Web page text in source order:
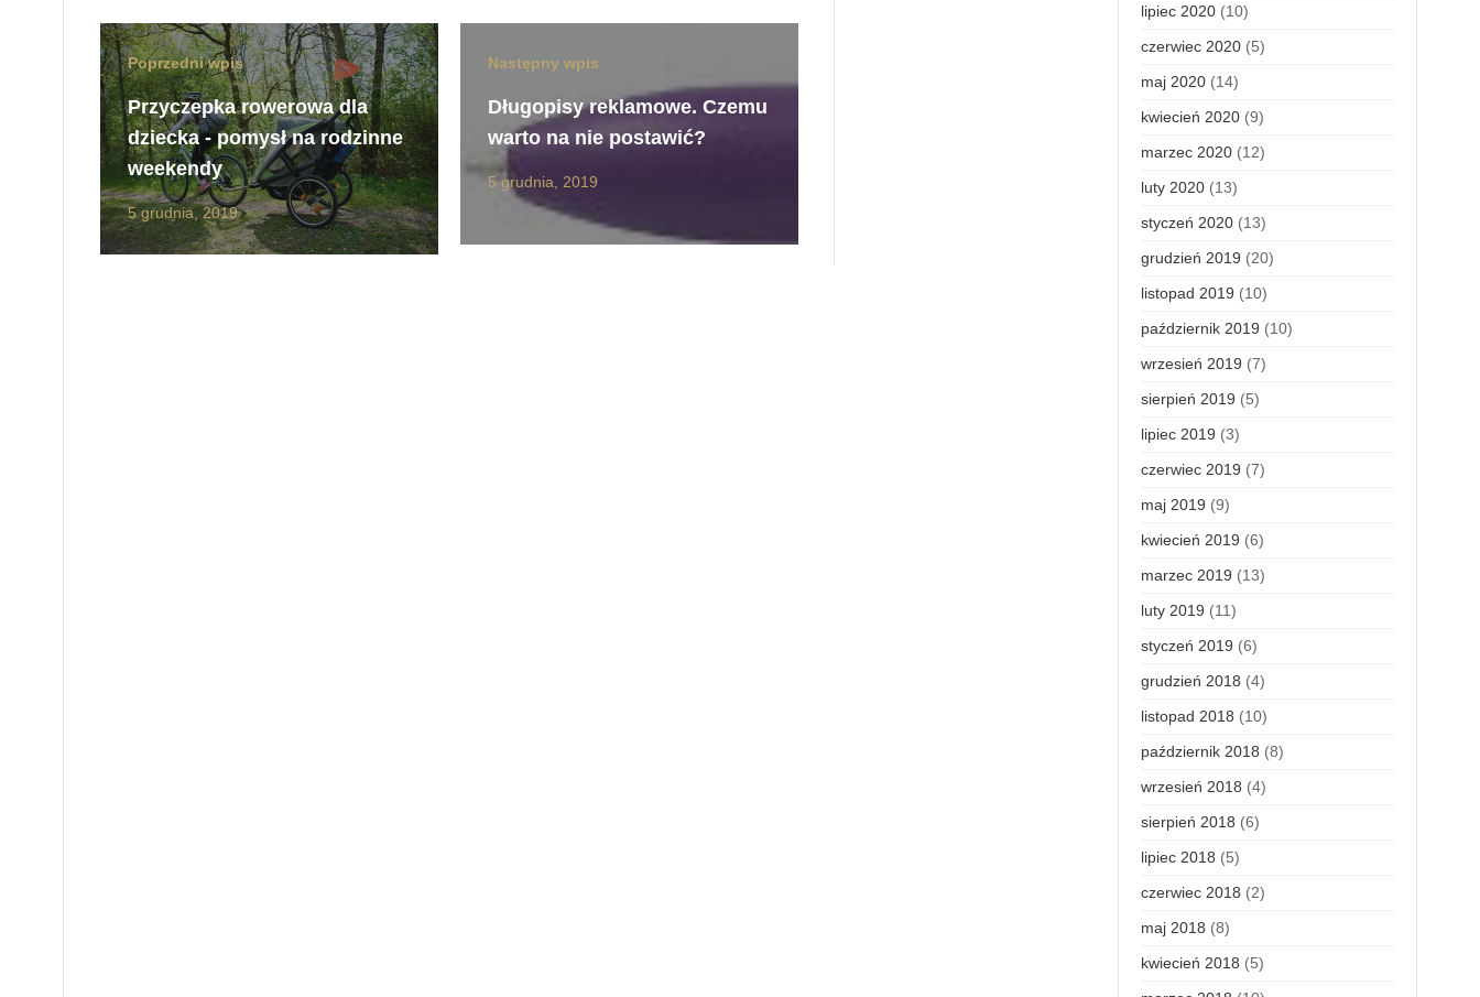
Poprzedni wpis
Przyczepka rowerowa dla
dziecka - pomysł na rodzinne
weekendy
5 grudnia, 2019
Następny wpis
Długopisy reklamowe. Czemu
warto na nie postawić?
5 grudnia, 2019
lipiec 2020(10)
czerwiec 2020(5)
maj 2020(14)
kwiecień 2020(9)
marzec 2020(12)
luty 2020(13)
styczeń 2020(13)
grudzień 2019 (20)
listopad 2019 (10)
październik 2019 (10)
wrzesień 2019 (7)
sierpień 2019 (5)
lipiec 2019 (3)
czerwiec 2019 (7)
maj 2019 (9)
kwiecień 2019 (6)
marzec 2019 (13)
luty 2019 (11)
styczeń 2019 (6)
grudzień 2018 (4)
listopad 2018 (10)
październik 2018 (8)
wrzesień 2018 (4)
sierpień 2018 (6)
lipiec 2018 (5)
czerwiec 2018 (2)
maj 2018 (8)
kwiecień 2018 (5)